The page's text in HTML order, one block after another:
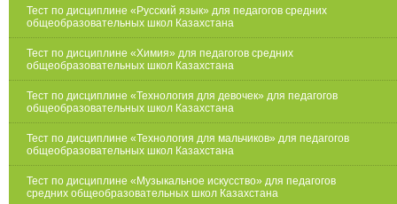
Тест по дисциплине «Русский язык» для педагогов средних
общеобразовательных школ Казахстана
Тест по дисциплине «Химия» для педагогов средних
общеобразовательных школ Казахстана
Тест по дисциплине «Технология для девочек» для педагогов
общеобразовательных школ Казахстана
Тест по дисциплине «Технология для мальчиков» для педагогов
общеобразовательных школ Казахстана
Тест по дисциплине «Музыкальное искусство» для педагогов
средних общеобразовательных школ Казахстана